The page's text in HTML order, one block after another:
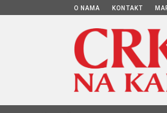
O NAMA KONTAKT